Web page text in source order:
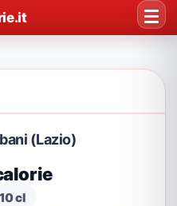
(Lazio)
cl